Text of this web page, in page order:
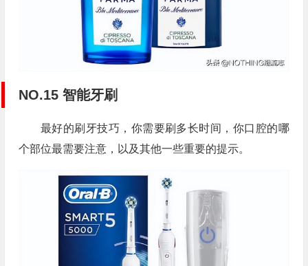
NO.15 智能牙刷
最好的刷牙技巧，你需要刷多长时间，你口腔的哪
个部位最需要注意，以及其他一些重要的提示。